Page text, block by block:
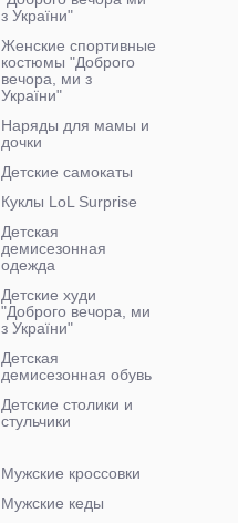
з України"
Женские спортивные
костюмы "Доброго
вечора, ми з
України"
Наряды для мамы и
дочки
Детские самокаты
Куклы LoL Surprise
Детская
демисезонная
одежда
Детские худи
"Доброго вечора, ми
з України"
Детская
демисезонная обувь
Детские столики и
стульчики
Мужские кроссовки
Мужские кеды